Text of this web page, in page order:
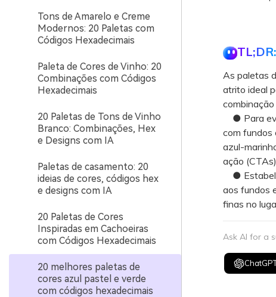
Tons de Amarelo e Creme
Modernos: 20 Paletas com
Códigos Hexadecimais
Paleta de Cores de Vinho: 20
Combinações com Códigos
Hexadecimais
20 Paletas de Tons de Vinho
Branco: Combinações, Hex
e Designs com IA
Paletas de casamento: 20
ideias de cores, códigos hex
e designs com IA
20 Paletas de Cores
Inspiradas em Cachoeiras
com Códigos Hexadecimais
20 melhores paletas de
cores azul pastel e verde
com códigos hexadecimais
TL;DR:
As paletas
atrito ideal
● Para
com fundos
azul-
ação
●
aos fundos
finas no
Ask AI for a